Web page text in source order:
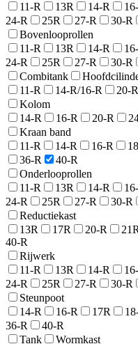
11-R
13R 14-R
24-R
25R 27-R 30-R
Bovenlooprollen
11-R
13R 14-R
24-R
25R 27-R 30-R
Combitank
11-R
14-R/16-R 20-R
Kolom
14-R
16-R 20-R
Kraan band
11-R
14-R 16-R
36-R
40-R
Onderlooprollen
11-R
13R 14-R
24-R
25R 27-R 30-R
Reductiekast
13R
17R 20-R 21R
40-R
Rijwerk
11-R
13R 14-R
24-R
25R 27-R 30-R
Steunpoot
14-R
16-R 17R
36-R
40-R
Tank
Wormkast